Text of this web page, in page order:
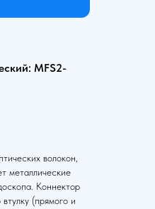
MFS2-
волокон,
металлические
Коннектор
(прямого и